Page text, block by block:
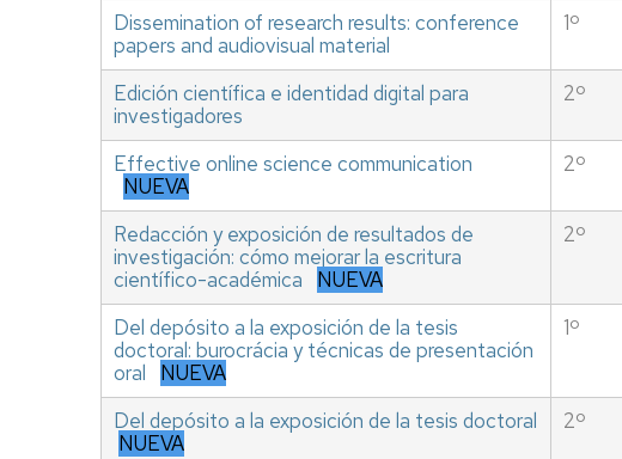
Dissemination of research results: conference
papers and audiovisual material
1º
Edición científica e identidad digital para
investigadores
2º
Effective online science communication
NUEVA
2º
Redacción y exposición de resultados de
investigación: cómo mejorar la escritura
científico-académica
NUEVA
2º
Del depósito a la exposición de la tesis
doctoral: burocrácia y técnicas de presentación
oral
NUEVA
1º
Del depósito a la exposición de la tesis doctoral
NUEVA
2º